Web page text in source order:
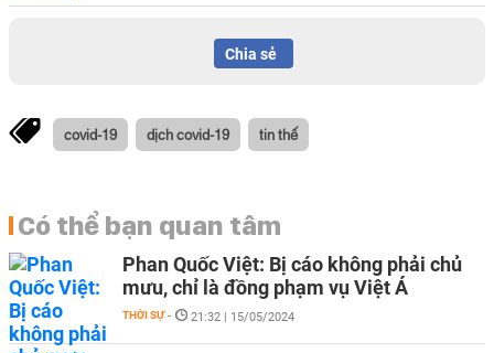
Chia sẻ
covid-19 dịch covid-19 tin thế
Có thể bạn quan tâm
Phan Quốc Việt: Bị cáo không phải chủ
mưu, chỉ là đồng phạm vụ Việt Á
THỜI SỰ - 21:32 | 15/05/2024